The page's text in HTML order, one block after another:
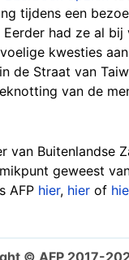
tijdens een
had ze al bij
kwesties
de Straat van
van de
van Buitenlandse
geweest
AFP hier, hier of
© AFP 2017-